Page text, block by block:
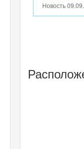
Новость